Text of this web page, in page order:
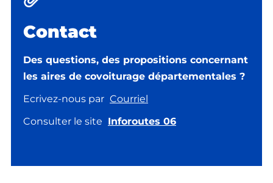
Contact
Des questions, des propositions concernant
les aires de covoiturage départementales ?
Ecrivez-nous par Courriel
Consulter le site Inforoutes 06